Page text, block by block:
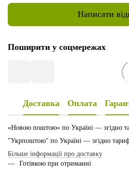
Написати
Поширити у соцмережах
Доставка Оплата
«Новою поштою» по Україні — згідно
"Укрпоштою" по Україні — згідно
Більше інформації про доставку
Готівкою при отриманні